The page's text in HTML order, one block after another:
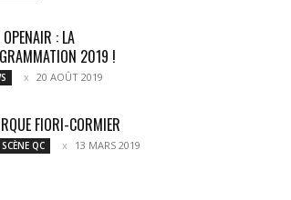
OPENAIR : LA
2019 !
20 AOÛT 2019
FIORI-CORMIER
QC 13 MARS 2019